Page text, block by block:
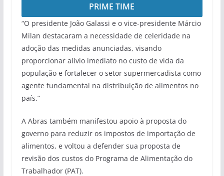
PRIME TIME
“O presidente João Galassi e o vice-presidente Márcio
Milan destacaram a necessidade de celeridade na
adoção das medidas anunciadas, visando
proporcionar alívio imediato no custo de vida da
população e fortalecer o setor supermercadista como
agente fundamental na distribuição de alimentos no
país.”
A Abras também manifestou apoio à proposta do
governo para reduzir os impostos de importação de
alimentos, e voltou a defender sua proposta de
revisão dos custos do Programa de Alimentação do
Trabalhador (PAT).